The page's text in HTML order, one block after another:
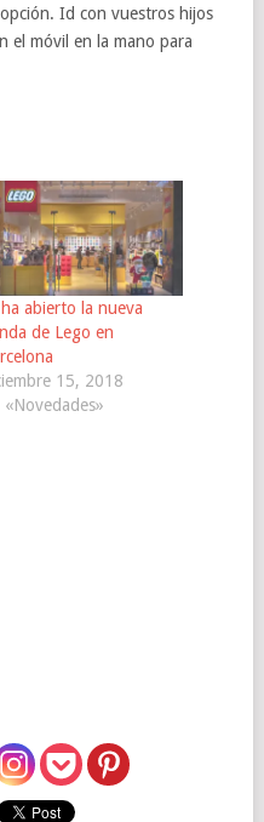
Id con vuestros hijos
el móvil en la mano para
ha abierto la nueva
de Lego en
15, 2018
«Novedades»